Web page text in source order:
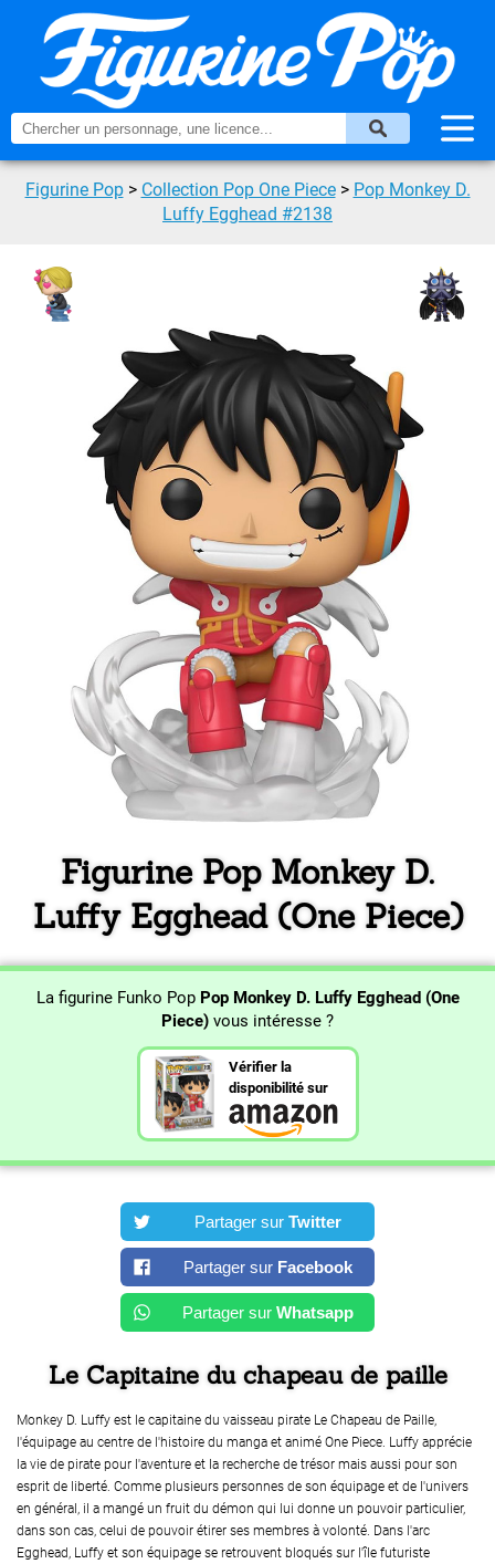
Figurine Pop > Collection Pop One Piece > Pop Monkey D.
Luffy Egghead #2138
Figurine Pop Monkey D.
Luffy Egghead (One Piece)
La figurine Funko Pop Pop Monkey D. Luffy Egghead (One
Piece) vous intéresse ?
Vérifier la
disponibilité sur
Partager sur Twitter
Partager sur Facebook
Partager sur Whatsapp
Le Capitaine du chapeau de paille
Monkey D. Luffy est le capitaine du vaisseau pirate Le Chapeau de Paille,
l'équipage au centre de l'histoire du manga et animé One Piece. Luffy apprécie
la vie de pirate pour l'aventure et la recherche de trésor mais aussi pour son
esprit de liberté. Comme plusieurs personnes de son équipage et de l'univers
en général, il a mangé un fruit du démon qui lui donne un pouvoir particulier,
dans son cas, celui de pouvoir étirer ses membres à volonté. Dans l'arc
Egghead, Luffy et son équipage se retrouvent bloqués sur l'île futuriste